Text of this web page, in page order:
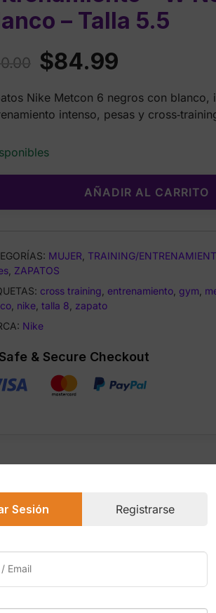
– Talla 5.5
Original
was:
$84.99
is:
Nike Metcon 6 negros con blanco,
intenso, pesas y
AÑADIR AL CARRITO
MUJER TRAINING/
ZAPATOS
cross training entrenamiento gym
nike talla 8 zapato
Nike
& Secure Checkout
modelos más icónicos y resistentes
levantamiento de pesas, HIIT,
un flujo de aire superior al de
Sesión Registrarse